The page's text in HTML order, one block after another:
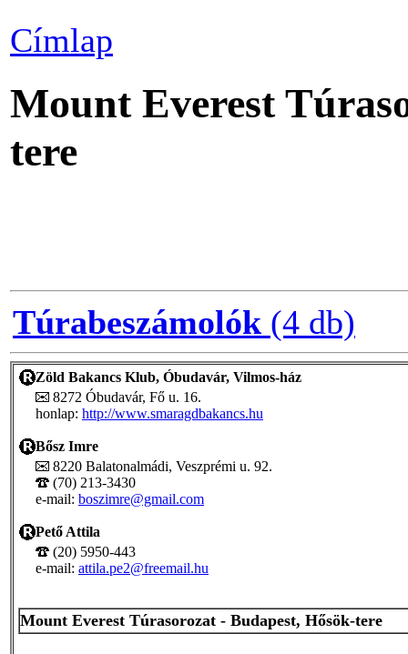
Címlap
Mount Everest
tere
Túrabeszámolók (4 db)
Zöld Bakancs Klub, Óbudavár, Vilmos-ház
8272 Óbudavár, Fő u. 16.
honlap: http://www.smaragdbakancs.hu
Bősz Imre
8220 Balatonalmádi, Veszprémi u. 92.
(70) 213-3430
e-mail: boszimre@gmail.com
Pető Attila
(20) 5950-443
e-mail: attila.pe2@freemail.hu
Mount Everest Túrasorozat - Budapest, Hősök-tere